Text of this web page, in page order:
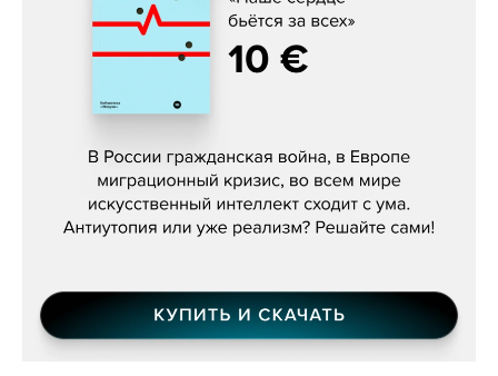
Константин Зарубин, «Наше сердце